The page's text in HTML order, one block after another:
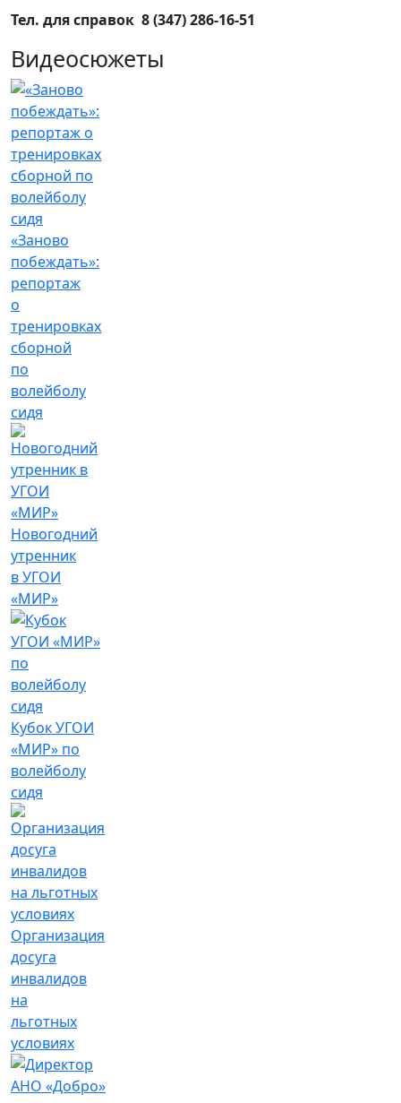
Тел. для справок 8 (347) 286-16-51
Видеосюжеты
«Заново
побеждать»:
репортаж
о
тренировках
сборной
по
волейболу
сидя
Новогодний
утренник
в УГОИ
«МИР»
Кубок УГОИ
«МИР» по
волейболу
сидя
Организация
досуга
инвалидов
на
льготных
условиях